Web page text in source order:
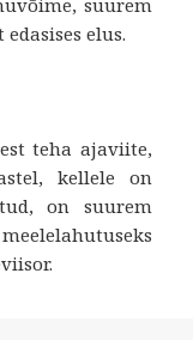
elus.
teha ajaviite,
kellele on
on suurem